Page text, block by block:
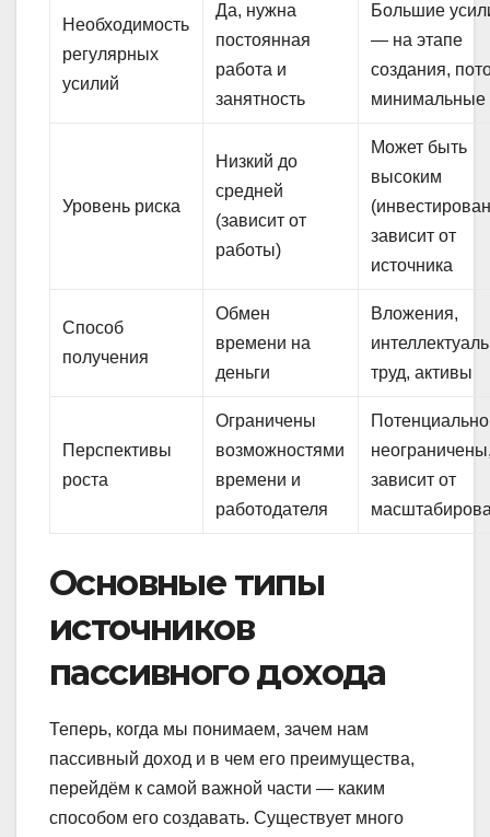
Необходимость
регулярных
усилий
Да, нужна
постоянная
работа и
занятность
Большие
— на этапе
создания,
минимальные
Уровень риска
Низкий до
средней
(зависит от
работы)
Может быть
высоким
зависит от
источника
Способ
получения
Обмен
времени на
деньги
Вложения,
труд, активы
Перспективы
роста
Ограничены
возможностями
времени и
работодателя
Потенциально
зависит от
Основные типы
источников
пассивного дохода
Теперь, когда мы понимаем, зачем нам
пассивный доход и в чем его преимущества,
перейдём к самой важной части — каким
способом его создавать. Существует много